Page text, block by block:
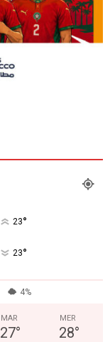
23°
23°
4%
MAR
27°
MER
28°